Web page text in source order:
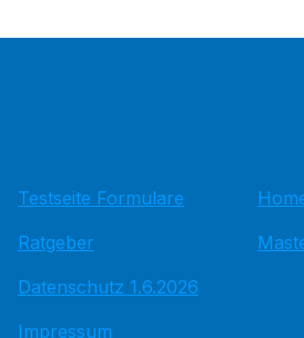
Testseite Formulare
Ratgeber
Datenschutz 1.6.2026
Impressum